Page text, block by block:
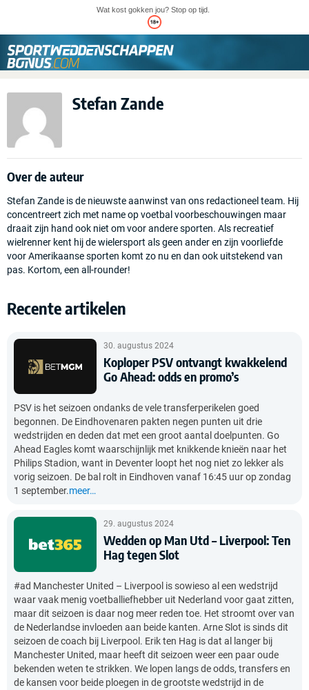
Wat kost gokken jou? Stop op tijd.
Stefan Zande
Over de auteur
Stefan Zande is de nieuwste aanwinst van ons redactioneel team. Hij
concentreert zich met name op voetbal voorbeschouwingen maar
draait zijn hand ook niet om voor andere sporten. Als recreatief
wielrenner kent hij de wielersport als geen ander en zijn voorliefde
voor Amerikaanse sporten komt zo nu en dan ook uitstekend van
pas. Kortom, een all-rounder!
Recente artikelen
30. augustus 2024
Koploper PSV ontvangt kwakkelend
Go Ahead: odds en promo’s
PSV is het seizoen ondanks de vele transferperikelen goed
begonnen. De Eindhovenaren pakten negen punten uit drie
wedstrijden en deden dat met een groot aantal doelpunten. Go
Ahead Eagles komt waarschijnlijk met knikkende knieën naar het
Philips Stadion, want in Deventer loopt het nog niet zo lekker als
vorig seizoen. De bal rolt in Eindhoven vanaf 16:45 uur op zondag
1 september.meer…
29. augustus 2024
Wedden op Man Utd – Liverpool: Ten
Hag tegen Slot
#ad Manchester United – Liverpool is sowieso al een wedstrijd
waar vaak menig voetballiefhebber uit Nederland voor gaat zitten,
maar dit seizoen is daar nog meer reden toe. Het stroomt over van
de Nederlandse invloeden aan beide kanten. Arne Slot is sinds dit
seizoen de coach bij Liverpool. Erik ten Hag is dat al langer bij
Manchester United, maar heeft dit seizoen weer een paar oude
bekenden weten te strikken. We lopen langs de odds, transfers en
de kansen voor beide ploegen in de grootste wedstrijd in de